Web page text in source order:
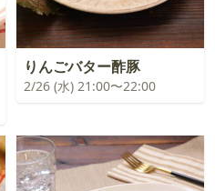
りんごバター酢豚
2/26 (水) 21:00〜22:00